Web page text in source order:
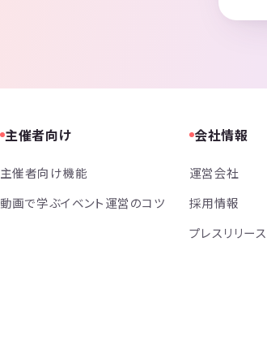
主催者向け
主催者向け機能
動画で学ぶイベント運営のコツ
会社情報
運営会社
採用情報
プレスリリース